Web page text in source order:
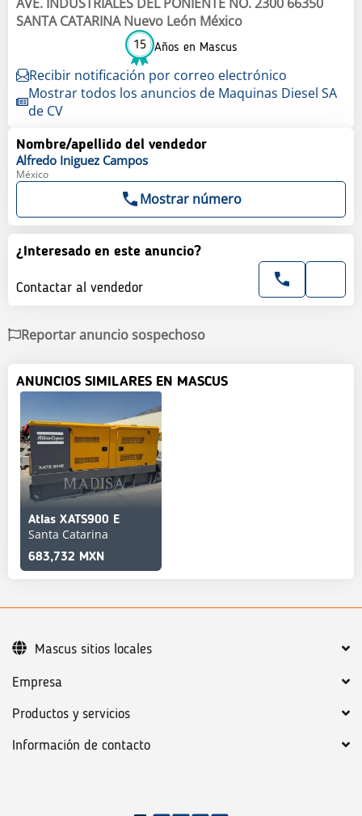
SANTA CATARINA Nuevo León México
15 Años en Mascus
Recibir notificación por correo electrónico
Mostrar todos los anuncios de Maquinas Diesel SA
de CV
Nombre/apellido del vendedor
Alfredo Iniguez Campos
México
Mostrar número
¿Interesado en este anuncio?
Contactar al vendedor
Reportar anuncio sospechoso
ANUNCIOS SIMILARES EN MASCUS
Atlas XATS900 E
Santa Catarina
683,732 MXN
Empresa
Productos y servicios
Información de contacto
Mascus sitios locales